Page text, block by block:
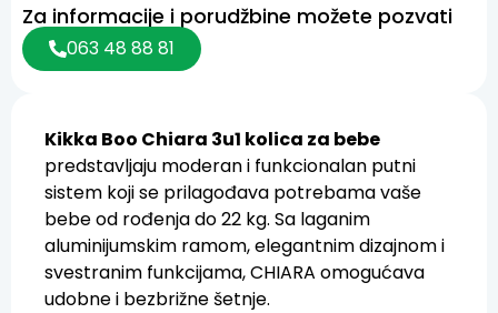
Kikka Boo Chiara 3u1 kolica za bebe
predstavljaju moderan i funkcionalan putni
sistem koji se prilagođava potrebama vaše
bebe od rođenja do 22 kg. Sa laganim
aluminijumskim ramom, elegantnim dizajnom i
svestranim funkcijama, CHIARA omogućava
udobne i bezbrižne šetnje.
Za informacije i porudžbine možete pozvati
063 48 88 81